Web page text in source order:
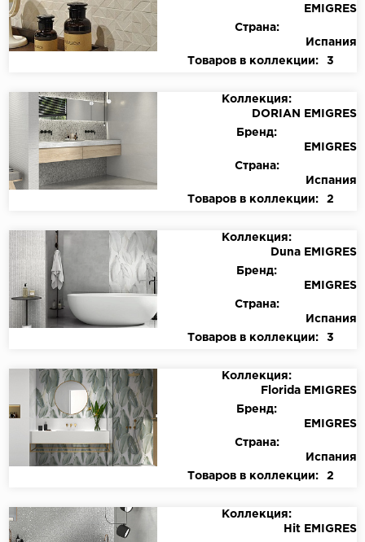
EMIGRES
Страна:
Испания
Товаров в коллекции:
3
Коллекция:
DORIAN EMIGRES
Бренд:
EMIGRES
Страна:
Испания
Товаров в коллекции:
2
Коллекция:
Duna EMIGRES
Бренд:
EMIGRES
Страна:
Испания
Товаров в коллекции:
3
Коллекция:
Florida EMIGRES
Бренд:
EMIGRES
Страна:
Испания
Товаров в коллекции:
2
Коллекция:
Hit EMIGRES